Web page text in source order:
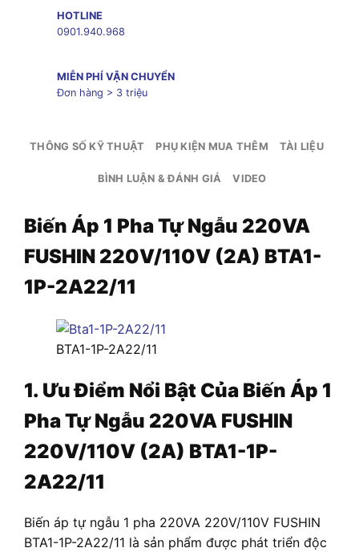
HOTLINE
0901.940.968
MIỄN PHÍ VẬN CHUYỂN
Đơn hàng > 3 triệu
THÔNG SỐ KỸ THUẬT PHỤ KIỆN MUA THÊM TÀI LIỆU
BÌNH LUẬN & ĐÁNH GIÁ VIDEO
Biến Áp 1 Pha Tự Ngẫu 220VA
FUSHIN 220V/110V (2A) BTA1-
1P-2A22/11
BTA1-1P-2A22/11
1. Ưu Điểm Nổi Bật Của Biến Áp 1
Pha Tự Ngẫu 220VA FUSHIN
220V/110V (2A) BTA1-1P-
2A22/11
Biến áp tự ngẫu 1 pha 220VA 220V/110V FUSHIN
BTA1-1P-2A22/11 là sản phẩm được phát triển độc